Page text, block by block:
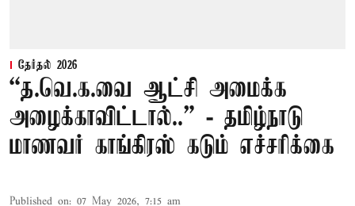
தேர்தல் 2026
“த.வெ.க.வை ஆட்சி அமைக்க
அழைக்காவிட்டால்..” - தமிழ்நாடு
மாணவர் காங்கிரஸ் கடும் எச்சரிக்கை
Published on: 07 May 2026, 7:15 am